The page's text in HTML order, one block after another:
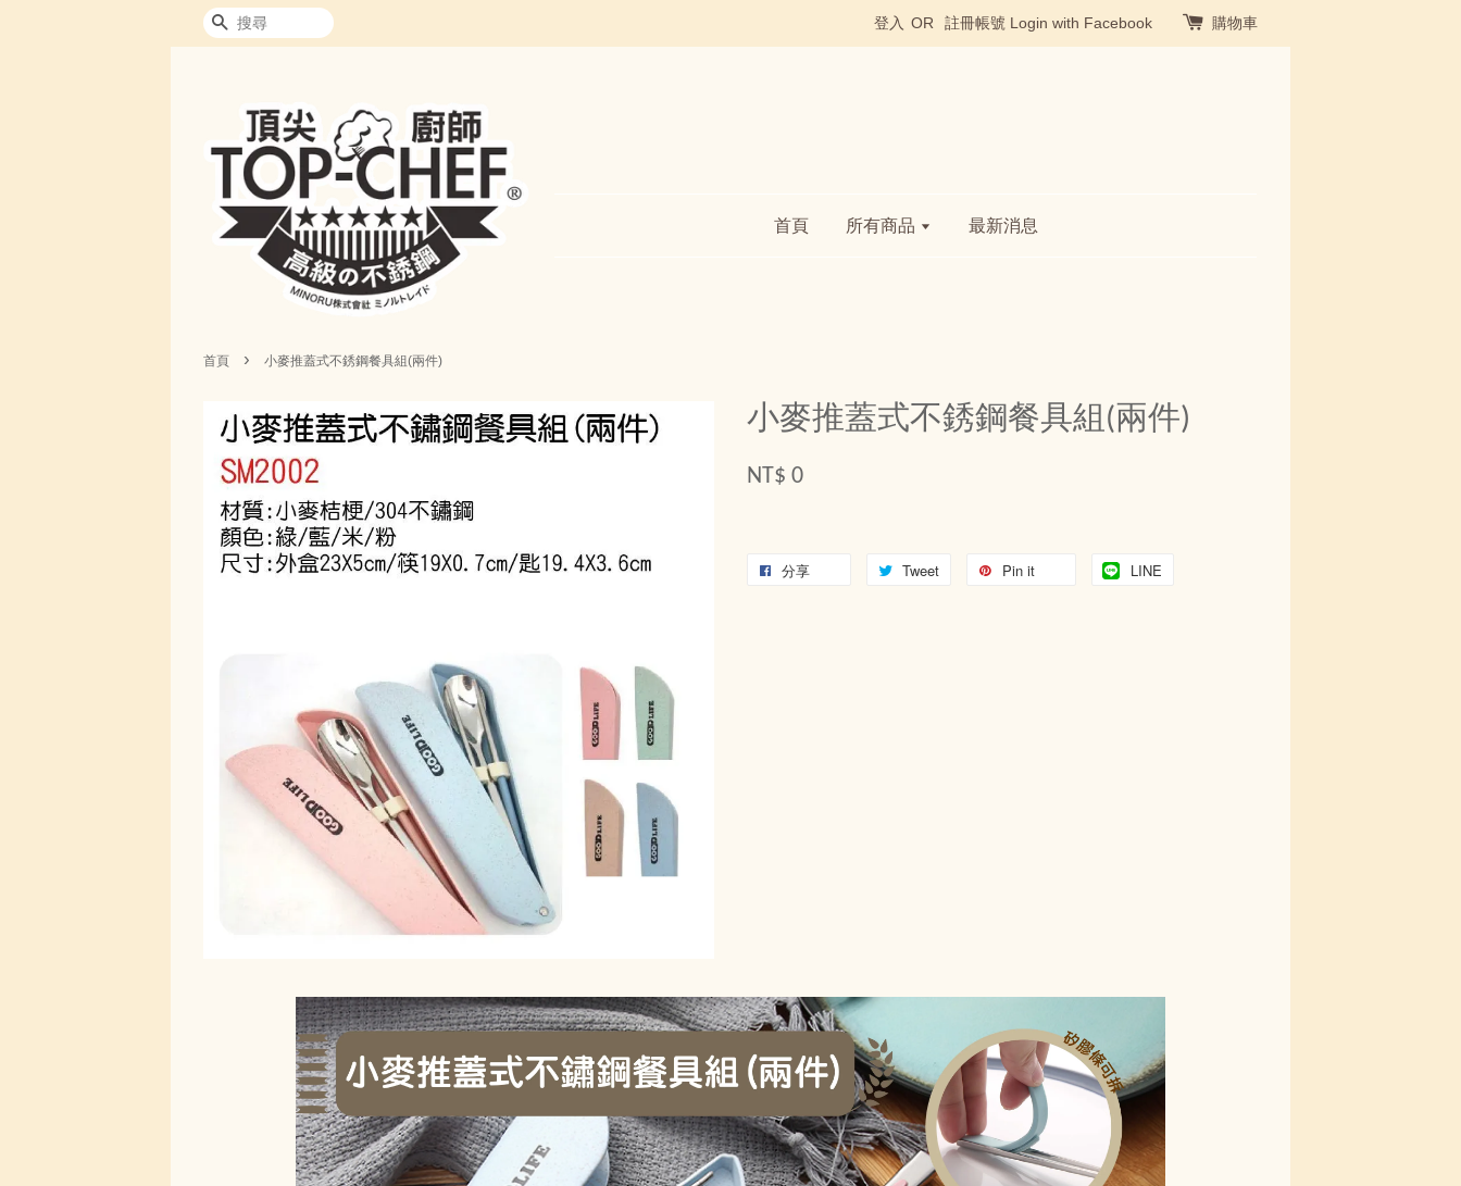
搜尋 登入 OR 註冊帳號 Login with Facebook 購物車
首頁 所有商品 最新消息
首頁 › 小麥推蓋式不銹鋼餐具組(兩件)
小麥推蓋式不銹鋼餐具組(兩件)
NT$ 0
分享 Tweet Pin it LINE